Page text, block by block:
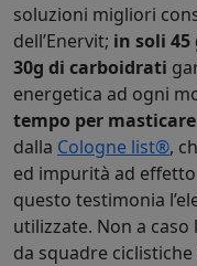
soluzioni migliori
dell’Enervit; in soli
30g di carboidrati
energetica ad ogni
tempo per masticare
dalla Cologne list®,
ed impurità ad
questo testimonia
utilizzate. Non a caso
da squadre ciclistiche